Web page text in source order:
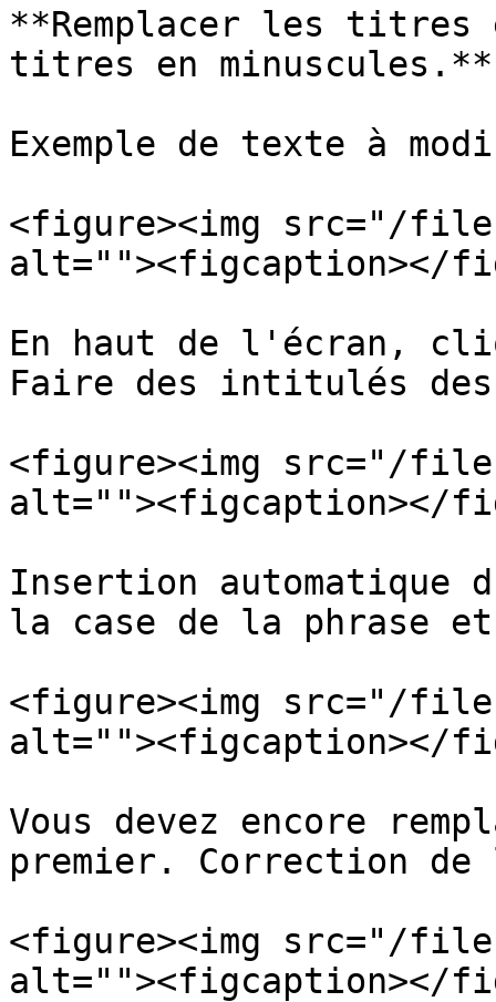
**Remplacer les titres
titres en minuscules.**
Exemple de texte à
<figure><img src="/files/
alt=""><figcaption></
En haut de l'écran,
Faire des intitulés des
<figure><img src="/files/
alt=""><figcaption></
Insertion
la case de la phrase
<figure><img src="/files/
alt=""><figcaption></
Vous devez encore
premier. Correction
<figure><img src="/files/
alt=""><figcaption></